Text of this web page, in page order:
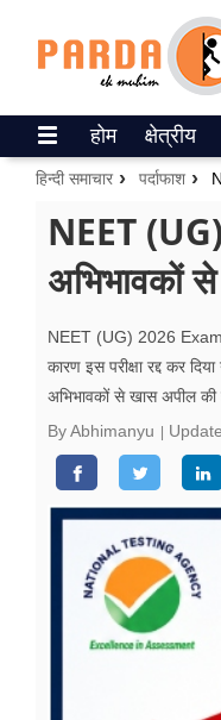
ePaper
वेब स्टोरीज
उत्तर प्रदेश
वीडियो
रिलेशनशिप
जीवन मंत्रा
होम क्षेत्रीय
हिन्दी समाचार पर्दाफाश
NEET (UG)
अभिभावकों
NEET (UG) 2026 Exam
कारण इस परीक्षा रद्द कर
अभिभावकों से खास अपील की
By Abhimanyu